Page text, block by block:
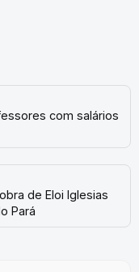
com salários
de Eloi Iglesias
Pará